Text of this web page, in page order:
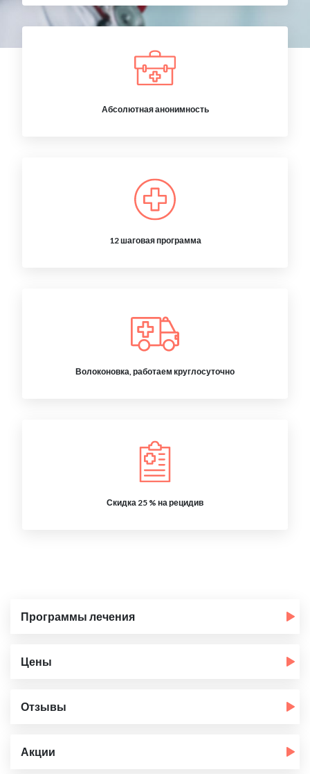
Абсолютная анонимность
12 шаговая программа
Волоконовка, работаем круглосуточно
Скидка 25 % на рецидив
Программы лечения
Цены
Отзывы
Акции